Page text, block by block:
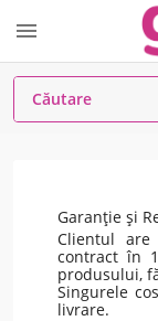

Garanție și
Clientul
contract în
produsului,
Singurele
livrare.